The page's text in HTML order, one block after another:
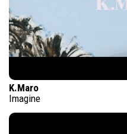
K.Maro
Imagine